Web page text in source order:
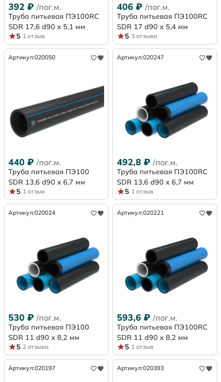
392 ₽ /пог.м.
Труба питьевая ПЭ100RC
SDR 17,6 d90 х 5,1 мм
5 1 отзыв
406 ₽ /пог.м.
Труба питьевая ПЭ100RC
SDR 17 d90 х 5,4 мм
5 3 отзыва
Артикул:020050
440 ₽ /пог.м.
Труба питьевая ПЭ100
SDR 13,6 d90 х 6,7 мм
5 1 отзыв
Артикул:020247
492,8 ₽ /пог.м.
Труба питьевая ПЭ100RC
SDR 13,6 d90 х 6,7 мм
5 1 отзыв
Артикул:020024
530 ₽ /пог.м.
Труба питьевая ПЭ100
SDR 11 d90 х 8,2 мм
5 2 отзыва
Артикул:020221
593,6 ₽ /пог.м.
Труба питьевая ПЭ100RC
SDR 11 d90 х 8,2 мм
5 1 отзыв
Артикул:020197 Артикул:020393